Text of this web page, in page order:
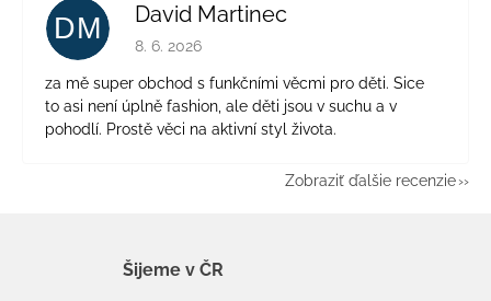
DM David Martinec
Hodnotenie obchodu je 5 z 5 hviezdičiek.
8. 6. 2026
za mě super obchod s funkčními věcmi pro děti. Sice
to asi není úplně fashion, ale děti jsou v suchu a v
pohodlí. Prostě věci na aktivní styl života.
Zobraziť ďalšie recenzie
Šijeme v ČR